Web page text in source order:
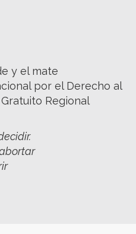
y el mate
por el Derecho al
Regional